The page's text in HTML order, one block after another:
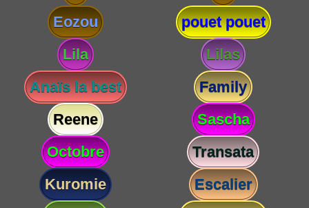
Eozou
pouet pouet
Lila
Lilas
Anaïs la best
Family
Reene
Sascha
Octobre
Transata
Kuromie
Escalier